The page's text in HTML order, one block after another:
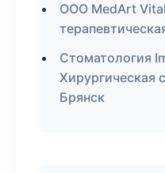
ООО MedArt
Стоматология
Хирургическая
Брянск